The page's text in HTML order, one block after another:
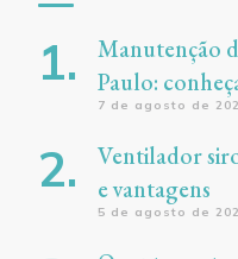
Manutenção
Paulo:
7 de agosto de
Ventilador
e vantagens
5 de agosto de